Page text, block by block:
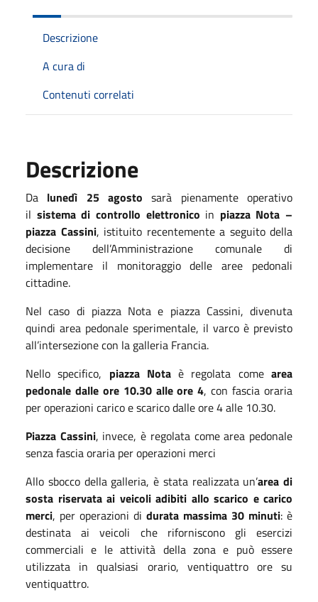
Descrizione
A cura di
Contenuti correlati
Descrizione
Da lunedì 25 agosto sarà pienamente operativo
il sistema di controllo elettronico in piazza Nota –
piazza Cassini, istituito recentemente a seguito della
decisione dell’Amministrazione comunale di
implementare il monitoraggio delle aree pedonali
cittadine.
Nel caso di piazza Nota e piazza Cassini, divenuta
quindi area pedonale sperimentale, il varco è previsto
all’intersezione con la galleria Francia.
Nello specifico, piazza Notaè regolata comearea
pedonale dalle ore 10.30 alle ore 4, con fascia oraria
per operazioni carico e scarico dalle ore 4 alle 10.30.
Piazza Cassini, invece, è regolata come area pedonale
senza fascia oraria per operazioni merci
Allo sbocco della galleria, è stata realizzata un’area di
sosta riservata ai veicoli adibiti allo scarico e carico
merci, per operazioni di durata massima 30 minuti: è
destinata ai veicoli che riforniscono gli esercizi
commerciali e le attività della zona e può essere
utilizzata in qualsiasi orario, ventiquattro ore su
ventiquattro.